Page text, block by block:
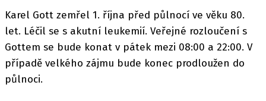
Karel Gott zemřel 1. října před půlnocí ve věku 80.
let. Léčil se s akutní leukemií. Veřejné rozloučení s
Gottem se bude konat v pátek mezi 08:00 a 22:00. V
případě velkého zájmu bude konec prodloužen do
půlnoci.